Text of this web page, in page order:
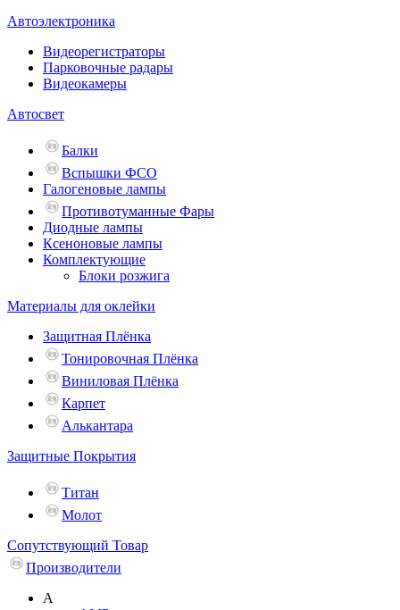
Автоэлектроника
Видеорегистраторы
Парковочные радары
Видеокамеры
Автосвет
Балки
Вспышки ФСО
Галогеновые лампы
Противотуманные Фары
Диодные лампы
Ксеноновые лампы
Комплектующие
Блоки розжига
Материалы для оклейки
Защитная Плёнка
Тонировочная Плёнка
Виниловая Плёнка
Карпет
Алькантара
Защитные Покрытия
Титан
Молот
Сопутствующий Товар
Производители
A